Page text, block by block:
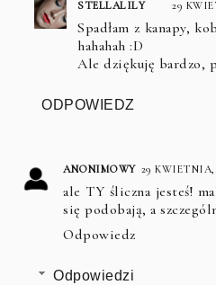
STELLALILY 29
Spadłam z kanapy,
hahahah :D
Ale dziękuję bardzo,
ODPOWIEDZ
ANONIMOWY 29 KWIETNIA,
ale TY śliczna jesteś!
się podobają, a
Odpowiedz
Odpowiedzi